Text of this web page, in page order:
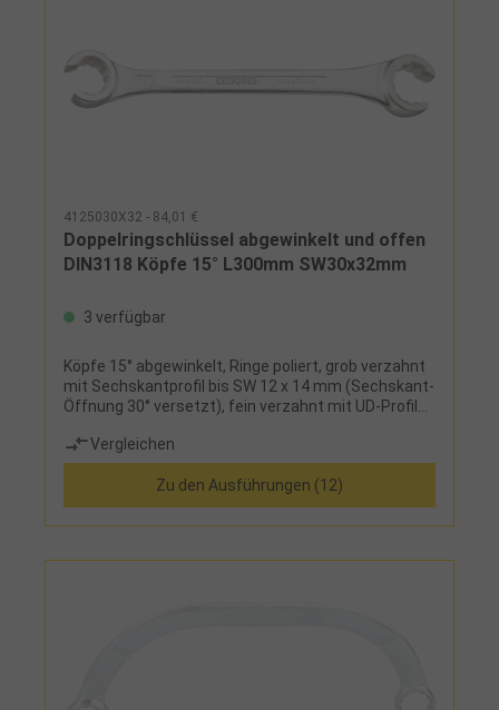
4125030X32 - 84,01 €
Doppelringschlüssel abgewinkelt und offen
DIN3118 Köpfe 15° L300mm SW30x32mm
3 verfügbar
Köpfe 15° abgewinkelt, Ringe poliert, grob verzahnt
mit Sechskantprofil bis SW 12 x 14 mm (Sechskant-
Öffnung 30° versetzt), fein verzahnt mit UD-Profil
Vergleichen
Zu den Ausführungen (12)